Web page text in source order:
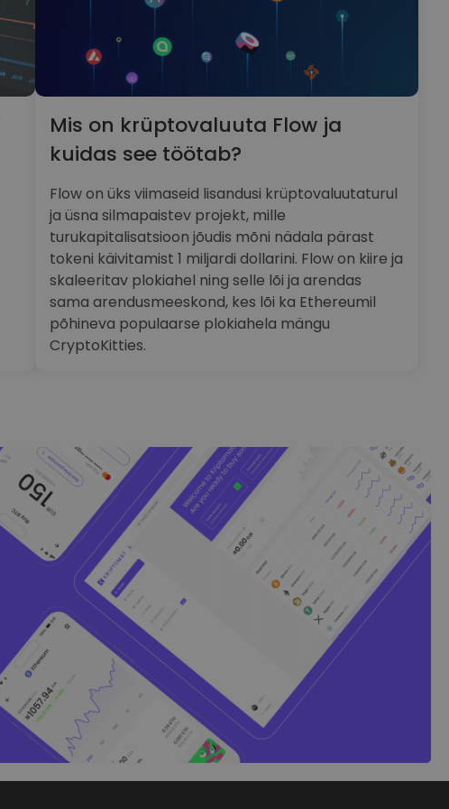
Mis on krüptovaluuta Flow ja
kuidas see töötab?
Flow on üks viimaseid lisandusi krüptovaluutaturul
ja üsna silmapaistev projekt, mille
turukapitalisatsioon jõudis mõni nädala pärast
tokeni käivitamist 1 miljardi dollarini. Flow on kiire ja
skaleeritav plokiahel ning selle lõi ja arendas
sama arendusmeeskond, kes lõi ka Ethereumil
põhineva populaarse plokiahela mängu
CryptoKitties.